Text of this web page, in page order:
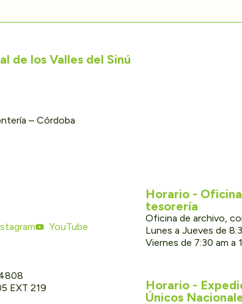
de los Valles del Sinú
– Córdoba
YouTube
EXT 219
Horario -
tesorería
Oficina de archivo,
Lunes a Jueves de
Viernes de 7:30 am a
Horario -
Únicos